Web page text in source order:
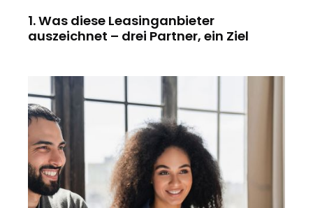
1. Was diese Leasinganbieter
auszeichnet – drei Partner, ein Ziel